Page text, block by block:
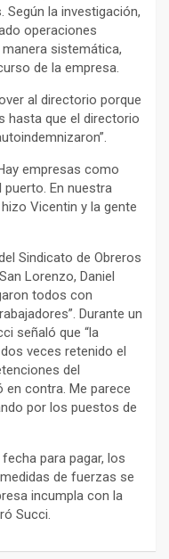
Según la investigación,
operaciones
sistemática,
de la empresa.
al directorio porque
hasta que el directorio
empresas como
puerto. En nuestra
Vicentin y la gente
Sindicato de Obreros
Lorenzo, Daniel
todos con
Durante un
señaló que “la
veces retenido el
del
en contra. Me parece
por los puestos de
para pagar, los
de fuerzas se
incumpla con la
Succi.